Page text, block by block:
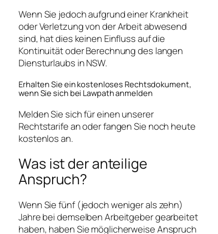
Wenn Sie jedoch aufgrund einer Krankheit
oder Verletzung von der Arbeit abwesend
sind, hat dies keinen Einfluss auf die
Kontinuität oder Berechnung des langen
Diensturlaubs in NSW.
Erhalten Sie ein kostenloses Rechtsdokument,
wenn Sie sich bei Lawpath anmelden
Melden Sie sich für einen unserer
Rechtstarife an oder fangen Sie noch heute
kostenlos an.
Was ist der anteilige
Anspruch?
Wenn Sie fünf (jedoch weniger als zehn)
Jahre bei demselben Arbeitgeber gearbeitet
haben, haben Sie möglicherweise Anspruch